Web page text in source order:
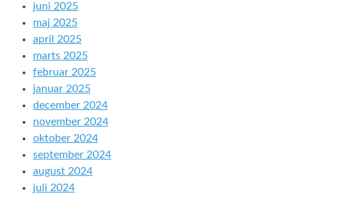
juni 2025
maj 2025
april 2025
marts 2025
februar 2025
januar 2025
december 2024
november 2024
oktober 2024
september 2024
august 2024
juli 2024